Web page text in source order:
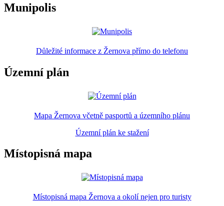
Munipolis
Důležité informace z Žernova přímo do telefonu
Územní plán
Mapa Žernova včetně pasportů a územního plánu
Územní plán ke stažení
Místopisná mapa
Místopisná mapa Žernova a okolí nejen pro turisty